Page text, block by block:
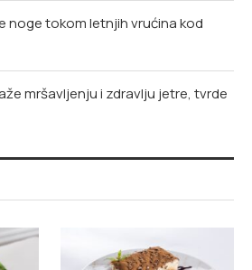
noge tokom letnjih vrućina kod
mršavljenju i zdravlju jetre, tvrde